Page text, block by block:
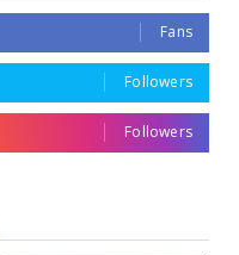
Fans
Followers
Followers